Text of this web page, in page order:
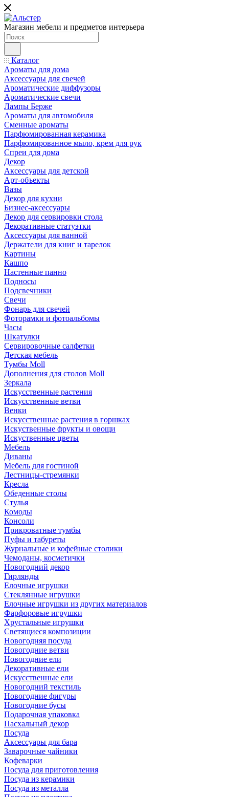
Магазин мебели и предметов интерьера
Каталог
Ароматы для дома
Аксессуары для свечей
Ароматические диффузоры
Ароматические свечи
Лампы Берже
Ароматы для автомобиля
Сменные ароматы
Парфюмированная керамика
Парфюмированное мыло, крем для рук
Спреи для дома
Декор
Аксессуары для детской
Арт-объекты
Вазы
Декор для кухни
Бизнес-аксессуары
Декор для сервировки стола
Декоративные статуэтки
Аксессуары для ванной
Держатели для книг и тарелок
Картины
Кашпо
Настенные панно
Подносы
Подсвечники
Свечи
Фонарь для свечей
Фоторамки и фотоальбомы
Часы
Шкатулки
Сервировочные салфетки
Детская мебель
Тумбы Moll
Дополнения для столов Moll
Зеркала
Искусственные растения
Искусственные ветви
Венки
Искусственные растения в горшках
Искуственные фрукты и овощи
Искуственные цветы
Мебель
Диваны
Мебель для гостиной
Лестницы-стремянки
Кресла
Обеденные столы
Стулья
Комоды
Консоли
Прикроватные тумбы
Пуфы и табуреты
Журнальные и кофейные столики
Чемоданы, косметички
Новогодний декор
Гирлянды
Елочные игрушки
Стеклянные игрушки
Елочные игрушки из других материалов
Фарфоровые игрушки
Хрустальные игрушки
Светящиеся композиции
Новогодняя посуда
Новогодние ветви
Новогодние ели
Декоративные ели
Искусственные ели
Новогодний текстиль
Новогодние фигуры
Новогодние бусы
Подарочная упаковка
Пасхальный декор
Посуда
Аксессуары для бара
Заварочные чайники
Кофеварки
Посуда для приготовления
Посуда из керамики
Посуда из металла